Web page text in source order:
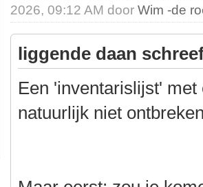
2026, 09:12 AM doorWim -de
liggende daan
Een 'inventarislijst'
natuurlijk niet